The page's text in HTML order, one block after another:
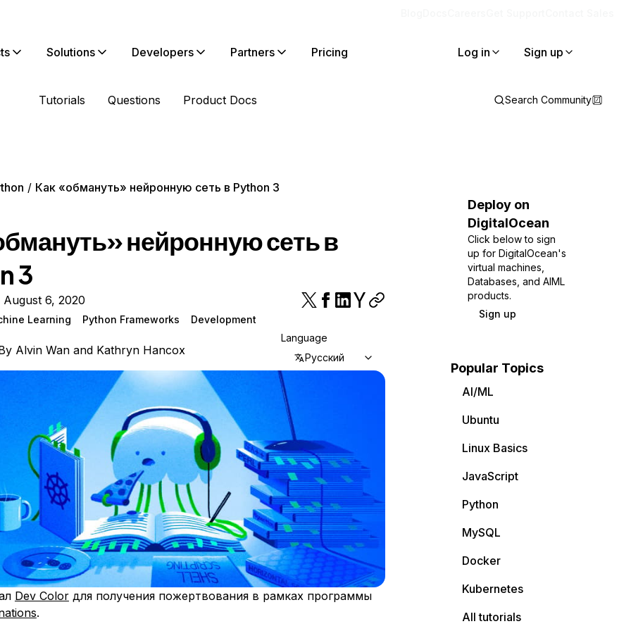
Solutions Developers Partners Pricing Log in Sign up
Tutorials Questions Product Docs Search Community
Как «обмануть» нейронную сеть в Python 3
нейронную сеть в
3
6, 2020
Learning Python Frameworks Development
Alvin Wanand Kathryn Hancox
Language
Русский
Dev Color​​​ для получения пожертвования в рамках программы
.
Deploy on
DigitalOcean
Click below to sign
up for DigitalOcean's
virtual machines,
Databases, and AIML
products.
Sign up
Popular Topics
AI/ML
Ubuntu
Linux Basics
JavaScript
Python
MySQL
Docker
Kubernetes
All tutorials